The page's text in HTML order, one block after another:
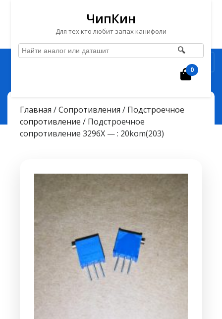
Перейти
ЧипКин
Для тех кто любит запах канифоли
🔍
0
ЧипКин
Подстроечное сопротивление 3296X — : 20kom(203)
Главная /Сопротивления / Подстроечное
сопротивление / Подстроечное
сопротивление 3296X — : 20kom(203)